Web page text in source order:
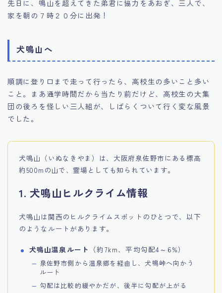
先日に、鳴山を超えてきた弟君に協力をあおぎ、三人で、
家を朝の７時２０分に出発！
犬鳴山へ
順調に登り口まで走って行ったら、高校生の多いこと多い
こと。まあ通学時間だから当たり前だけど、高校生の大集
団の後ろを怪しい三人組が、しばらくついて行く変な風景
でした。
犬鳴山（いぬなきやま）は、大阪府泉佐野市にある標高
約500mの山で、霊場としても知られています。
1. 犬鳴山ヒルクライム情報
犬鳴山は関西のヒルクライムスポットのひとつで、以下
のようなルートがあります。
犬鳴山温泉ルート （約7km、平均勾配4～6%）
泉佐野市側から温泉郷を経由し、犬鳴峠へ向かう
ルート
勾配は比較的緩やかだが、後半に勾配が上がる